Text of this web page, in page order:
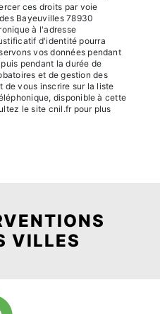
ces droits par voie
Bayeuvilles 78930
à l'adresse
d'identité pourra
vos données pendant
pendant la durée de
et de gestion des
de vous inscrire sur la liste
disponible à cette
le site cnil.fr pour plus
VILLES